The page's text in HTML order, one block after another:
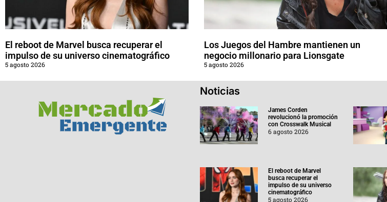
El reboot de Marvel busca recuperar el
impulso de su universo cinematográfico
5 agosto 2026
Los Juegos del Hambre mantienen un
negocio millonario para Lionsgate
5 agosto 2026
Noticias
James Corden
revolucionó la promoción
con Crosswalk Musical
6 agosto 2026
El reboot de Marvel
busca recuperar el
impulso de su universo
cinematográfico
5 agosto 2026